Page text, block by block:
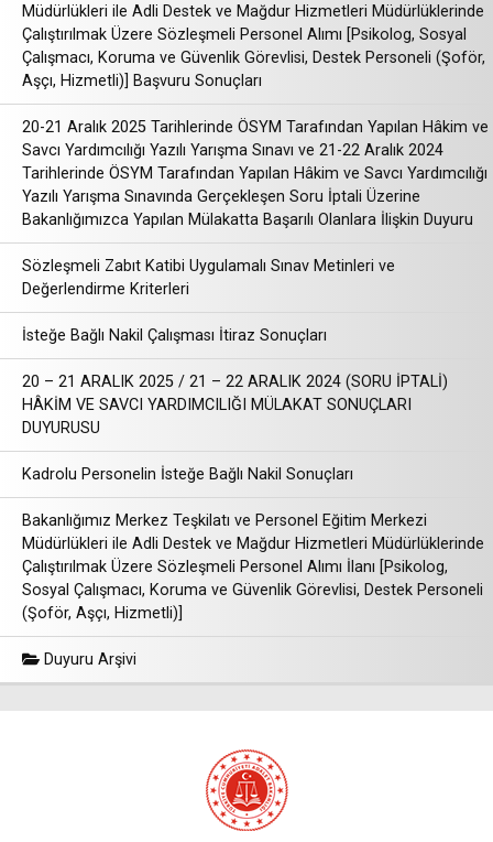
Müdürlükleri ile Adli Destek ve Mağdur Hizmetleri Müdürlüklerinde
Çalıştırılmak Üzere Sözleşmeli Personel Alımı [Psikolog, Sosyal
Çalışmacı, Koruma ve Güvenlik Görevlisi, Destek Personeli (Şoför,
Aşçı, Hizmetli)] Başvuru Sonuçları
20-21 Aralık 2025 Tarihlerinde ÖSYM Tarafından Yapılan Hâkim ve
Savcı Yardımcılığı Yazılı Yarışma Sınavı ve 21-22 Aralık 2024
Tarihlerinde ÖSYM Tarafından Yapılan Hâkim ve Savcı Yardımcılığı
Yazılı Yarışma Sınavında Gerçekleşen Soru İptali Üzerine
Bakanlığımızca Yapılan Mülakatta Başarılı Olanlara İlişkin Duyuru
Sözleşmeli Zabıt Katibi Uygulamalı Sınav Metinleri ve
Değerlendirme Kriterleri
İsteğe Bağlı Nakil Çalışması İtiraz Sonuçları
20 – 21 ARALIK 2025 / 21 – 22 ARALIK 2024 (SORU İPTALİ)
HÂKİM VE SAVCI YARDIMCILIĞI MÜLAKAT SONUÇLARI
DUYURUSU
Kadrolu Personelin İsteğe Bağlı Nakil Sonuçları
Bakanlığımız Merkez Teşkilatı ve Personel Eğitim Merkezi
Müdürlükleri ile Adli Destek ve Mağdur Hizmetleri Müdürlüklerinde
Çalıştırılmak Üzere Sözleşmeli Personel Alımı İlanı [Psikolog,
Sosyal Çalışmacı, Koruma ve Güvenlik Görevlisi, Destek Personeli
(Şoför, Aşçı, Hizmetli)]
Duyuru Arşivi